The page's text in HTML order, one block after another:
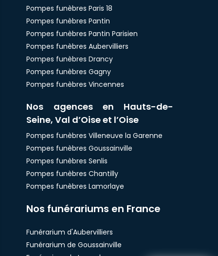
Pompes funèbres Paris 18
Pompes funèbres Pantin
Pompes funèbres Pantin Parisien
Pompes funèbres Aubervilliers
Pompes funèbres Drancy
Pompes funèbres Gagny
Pompes funèbres Vincennes
Nos agences en Hauts-de-
Seine, Val d’Oise et l’Oise
Pompes funèbres Villeneuve la Garenne
Pompes funèbres Goussainville
Pompes funèbres Senlis
Pompes funèbres Chantilly
Pompes funèbres Lamorlaye
Nos funérariums en France
Funérarium d'Aubervilliers
Funérarium de Goussainville